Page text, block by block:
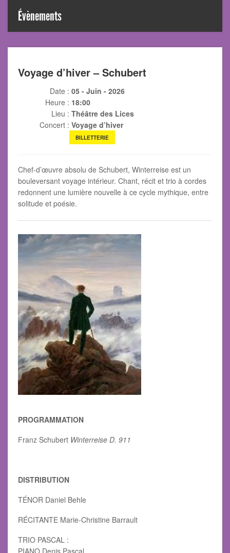
Évènements
Voyage d’hiver – Schubert
Date : 05 - Juin - 2026
Heure : 18:00
Lieu : Théâtre des Lices
Concert : Voyage d’hiver
BILLETTERIE
Chef-d’œuvre absolu de Schubert, Winterreise est un
bouleversant voyage intérieur. Chant, récit et trio à cordes
redonnent une lumière nouvelle à ce cycle mythique, entre
solitude et poésie.
PROGRAMMATION
Franz Schubert Winterreise D. 911
DISTRIBUTION
TÉNOR Daniel Behle
RÉCITANTE Marie-Christine Barrault
TRIO PASCAL :
PIANO Denis Pascal